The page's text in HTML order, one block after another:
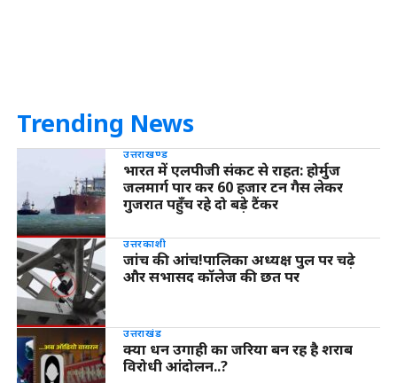
Trending News
उत्तराखण्ड
भारत में एलपीजी संकट से राहत: होर्मुज
जलमार्ग पार कर 60 हजार टन गैस लेकर
गुजरात पहुँच रहे दो बड़े टैंकर
उत्तरकाशी
जांच की आंच!पालिका अध्यक्ष पुल पर चढ़े
और सभासद कॉलेज की छत पर
उत्तराखंड
क्या धन उगाही का जरिया बन रह है शराब
विरोधी आंदोलन..?